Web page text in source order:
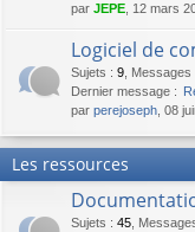
par JEPE , 12 mars
Logiciel de
Sujets : 9 Messages
Dernier message :
par perejoseph , 08
Les ressources
Sujets : 45